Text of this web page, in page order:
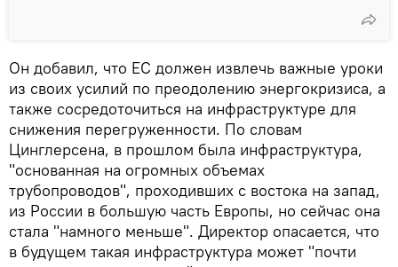
Он добавил, что ЕС должен извлечь важные уроки
из своих усилий по преодолению энергокризиса, а
также сосредоточиться на инфраструктуре для
снижения перегруженности. По словам
Цинглерсена, в прошлом была инфраструктура,
"основанная на огромных объемах
трубопроводов", проходивших с востока на запад,
из России в большую часть Европы, но сейчас она
стала "намного меньше". Директор опасается, что
в будущем такая инфраструктура может "почти